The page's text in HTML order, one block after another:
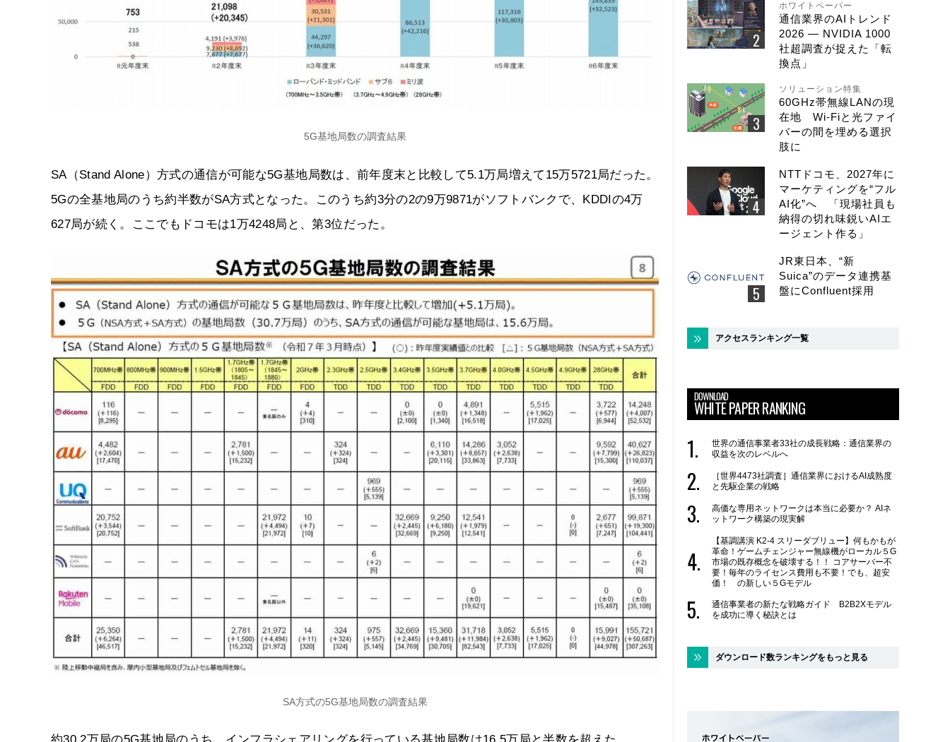
5G基地局数の調査結果
SA（Stand Alone）方式の通信が可能な5G基地局数は、前年度末と比較して5.1万局増えて15万5721局だった。
5Gの全基地局のうち約半数がSA方式となった。このうち約3分の2の9万9871がソフトバンクで、KDDIの4万
627局が続く。ここでもドコモは1万4248局と、第3位だった。
SA方式の5G基地局数の調査結果
ホワイトペーパー
通信業界のAIトレンド
2026 ― NVIDIA 1000
社超調査が捉えた「転
換点」
ソリューション特集
60GHz帯無線LANの現
在地 Wi-Fiと光ファイ
バーの間を埋める選択
肢に
NTTドコモ、2027年に
マーケティングを“フル
AI化”へ 「現場社員も
納得の切れ味鋭いAIエ
ージェント作る」
JR東日本、“新
Suica”のデータ連携基
盤にConfluent採用
アクセスランキング一覧
DOWNLOAD
WHITE PAPER RANKING
世界の通信事業者33社の成長戦略：通信業界の
収益を次のレベルへ
［世界4473社調査］通信業界におけるAI成熟度
と先駆企業の戦略
高価な専用ネットワークは本当に必要か？ AIネ
ットワーク構築の現実解
【基調講演 K2-4 スリーダブリュー】何もかもが
革命！ゲームチェンジャー無線機がローカル５G
市場の既存概念を破壊する！！ コアサーバー不
要！毎年のライセンス費用も不要！でも、超安
価！ の新しい５Gモデル
通信事業者の新たな戦略ガイド B2B2Xモデル
を成功に導く秘訣とは
ダウンロード数ランキングをもっと見る